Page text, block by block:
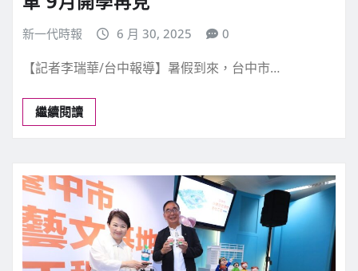
新一代時報 6 月 30, 2025 0
【記者李瑞華/台中報導】暑假到來，台中市…
繼續閱讀